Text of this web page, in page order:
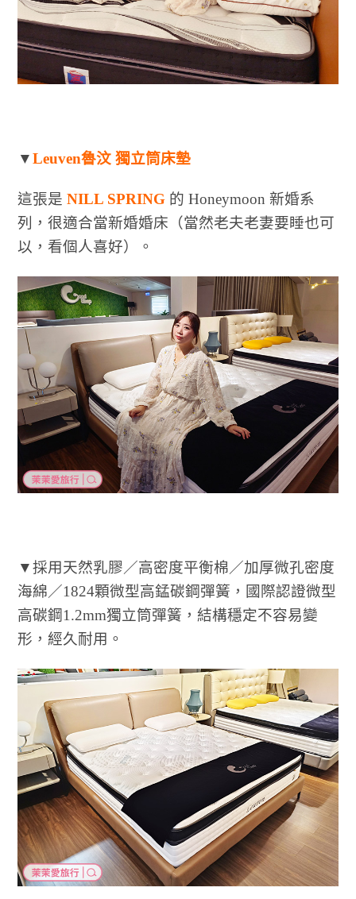
▼Leuven魯汶 獨立筒床墊
這張是 NILL SPRING的 Honeymoon 新婚系
列，很適合當新婚婚床（當然老夫老妻要睡也可
以，看個人喜好）。
▼採用天然乳膠／高密度平衡棉／加厚微孔密度
海綿／1824顆微型高錳碳鋼彈簧，國際認證微型
高碳鋼1.2mm獨立筒彈簧，結構穩定不容易變
形，經久耐用。